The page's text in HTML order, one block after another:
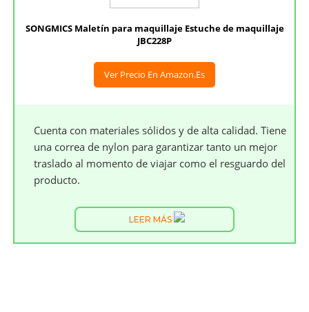
SONGMICS Maletín para maquillaje Estuche de maquillaje
JBC228P
Ver Precio En Amazon.es
Cuenta con materiales sólidos y de alta calidad. Tiene
una correa de nylon para garantizar tanto un mejor
traslado al momento de viajar como el resguardo del
producto.
LEER MÁS